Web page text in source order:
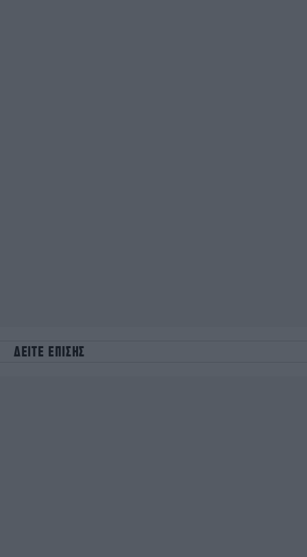
ΔΕΙΤΕ ΕΠΙΣΗΣ